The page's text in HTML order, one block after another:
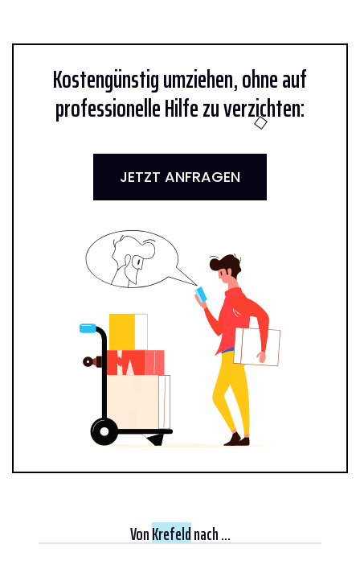
Kostengünstig umziehen, ohne auf
professionelle Hilfe zu verzichten:
JETZT ANFRAGEN
VonKrefeldnach ...